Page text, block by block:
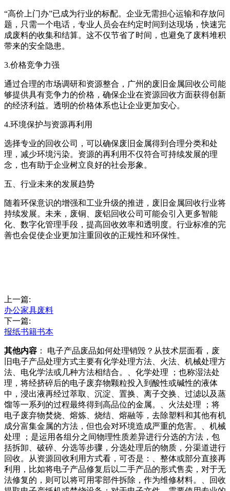
“高价上门办”已成为行业的标配。企业无需担心运输和存放问
题，只需一个电话，专业人员会在约定时间到达现场，快速完
成废料的收集和结算。这不仅节省了时间，也避免了废料堆积
带来的安全隐患。
3.价格竞争力强
通过合理的市场调研和资源整合，广州的废旧金属回收公司能
够提供具有竞争力的价格，确保企业在资源回收方面获得创新
的经济利益。透明的价格体系也让企业更加安心。
4.环境保护与资源再利用
选择专业的回收公司，可以确保废旧金属得到合理分类和处
理，减少环境污染。资源的再利用不仅符合可持续发展的理
念，也有助于企业树立良好的社会形象。
五、行业未来的发展趋势
随着环保意识的增强和工业升级的推进，废旧金属回收行业将
持续发展。未来，废铜、废铝回收公司可能会引入更多智能
化、数字化管理手段，提高回收效率和透明度。行业标准的完
善也会促使企业更加注重回收的正规性和环保性。
上一篇:
办公家具废料
下一篇:
报纸书籍书本
其他内容 ： 电子产品废品如何处理销毁？从技术层面看，废
旧电子产品处理方式主要有化学处理方法、火法、机械处理方
法、电化学法或几种方法相结合。、化学处理 ；也称湿法处
理，将经挤碎后的电子废弃物颗粒投入到酸性或碱性的液体
中，浸出液再经过萃取、沉淀、置换、离子交换、过滤以及蒸
馏等一系列的过程最终得到高品位的金属。、火法处理 ；将
电子废弃物焚烧、熔炼、烧结、熔融等，去除塑料和其他有机
成分富集金属的方法，但也会对环境造成严重的危害。、机械
处理 ；是运用各组分之间物理性质差异进行分选的方法，包
括拆卸、破碎、分选等步骤，分选处理后的物质，分渠道进行
回收。从资源回收利用方式看，可否是：、整体或部分直接再
利用，比如将电子产品修复后以二手产品的形式售卖，对于无
法修复的，则可以将可用零部件拆除，作为维修材料。、回收